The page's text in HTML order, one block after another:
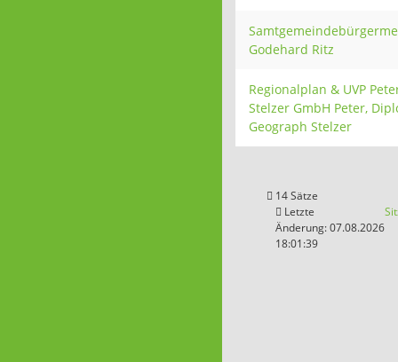
Godehard Ritz
Regionalplan & UVP
Stelzer GmbH Peter,
Geograph Stelzer
14 Sätze
Letzte
Änderung: 07.08.2026
18:01:39